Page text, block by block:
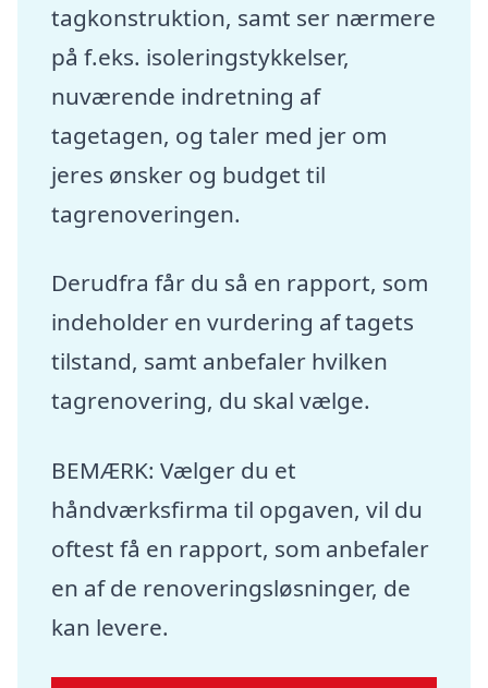
tagkonstruktion, samt ser nærmere
på f.eks. isoleringstykkelser,
nuværende indretning af
tagetagen, og taler med jer om
jeres ønsker og budget til
tagrenoveringen.
Derudfra får du så en rapport, som
indeholder en vurdering af tagets
tilstand, samt anbefaler hvilken
tagrenovering, du skal vælge.
BEMÆRK: Vælger du et
håndværksfirma til opgaven, vil du
oftest få en rapport, som anbefaler
en af de renoveringsløsninger, de
kan levere.